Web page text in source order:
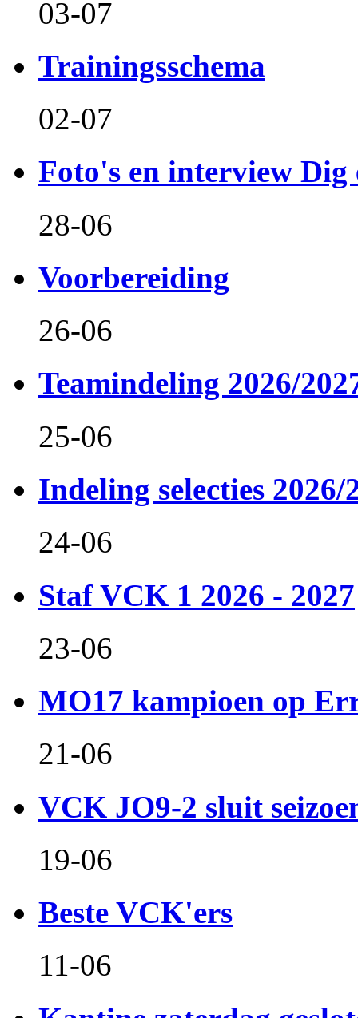
03-07
Trainingsschema
02-07
Foto's en interview Dig
28-06
Voorbereiding
26-06
Teamindeling 2026/
25-06
Indeling selecties 2026/
24-06
Staf VCK 1 2026 - 2027
23-06
MO17 kampioen op
21-06
VCK JO9-2 sluit
19-06
Beste VCK'ers
11-06